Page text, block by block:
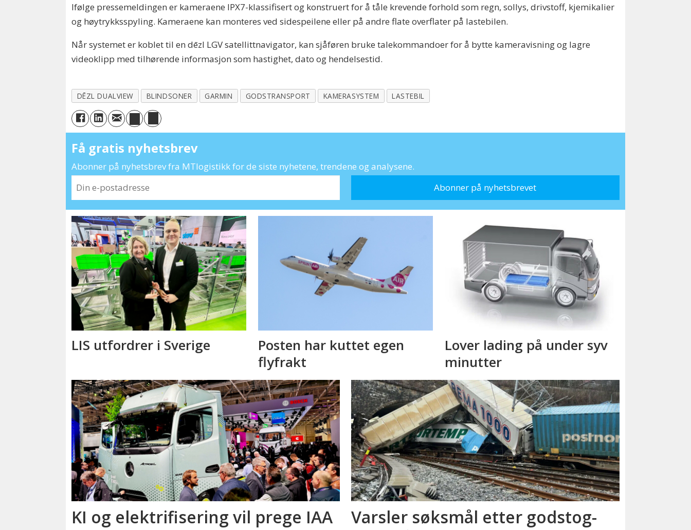
Ifølge pressemeldingen er kameraene IPX7-klassifisert og konstruert for å tåle krevende forhold som regn, sollys, drivstoff, kjemikalier
og høytrykksspyling. Kameraene kan monteres ved sidespeilene eller på andre flate overflater på lastebilen.
Når systemet er koblet til en dēzl LGV satellittnavigator, kan sjåføren bruke talekommandoer for å bytte kameravisning og lagre
videoklipp med tilhørende informasjon som hastighet, dato og hendelsestid.
DĒZL DUALVIEW BLINDSONER GARMIN GODSTRANSPORT KAMERASYSTEM LASTEBIL
Få gratis nyhetsbrev
Abonner på nyhetsbrev fra MTlogistikk for de siste nyhetene, trendene og analysene.
LIS utfordrer i Sverige
Posten har kuttet egen
flyfrakt
Lover lading på under syv
minutter
KI og elektrifisering vil prege IAA
Varsler søksmål etter godstog­